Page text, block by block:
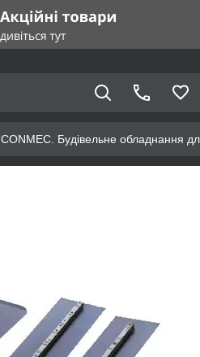
CONMEC. Будівельне обладнання